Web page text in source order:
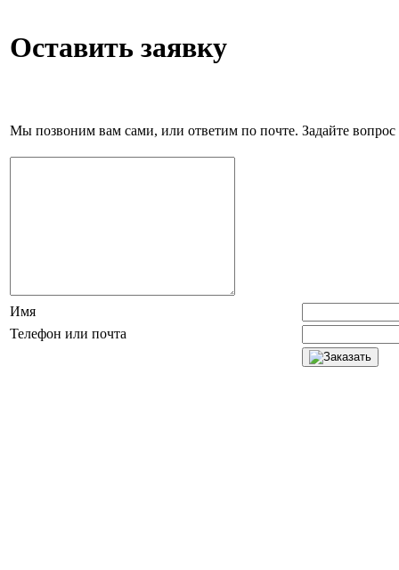
Оставить заявку
Мы позвоним вам сами, или ответим по почте. Задайте
Имя
Телефон или почта